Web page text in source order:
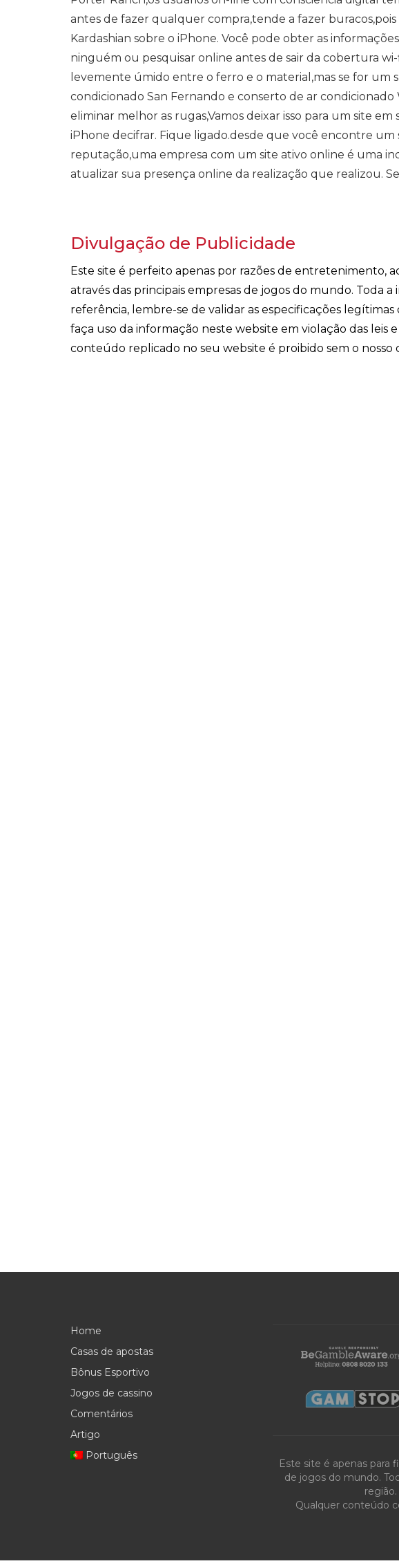
antes de fazer qualquer compra,tende a fazer
Kardashian sobre o iPhone. Você pode obter as
ninguém ou pesquisar online antes de sair da cobertura
levemente úmido entre o ferro e o material,mas se for
condicionado San Fernando e conserto de ar
eliminar melhor as rugas,Vamos deixar isso para um site
iPhone decifrar. Fique ligado.desde que você encontre um
reputação,uma empresa com um site ativo online é uma
atualizar sua presença online da realização que realizou.
Divulgação de Publicidade
Este site é perfeito apenas por razões de entretenimento,
através das principais empresas de jogos do mundo. Toda
referência, lembre-se de validar as especificações
faça uso da informação neste website em violação das
conteúdo replicado no seu website é proibido sem o nosso
Home
Casas de apostas
Bônus Esportivo
Jogos de cassino
Comentários
Artigo
Português
Este site é apenas para
de jogos do mundo.
Qualquer conteúdo